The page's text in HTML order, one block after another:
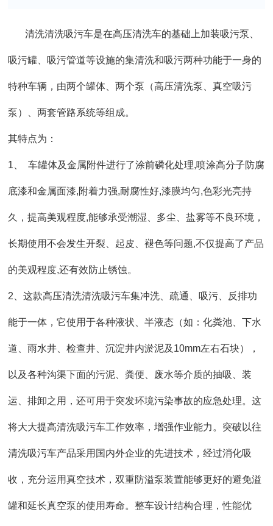
清洗清洗吸污车是在高压清洗车的基础上加装吸污泵、
吸污罐、吸污管道等设施的集清洗和吸污两种功能于一身的
特种车辆，由两个罐体、两个泵（高压清洗泵、真空吸污
泵）、两套管路系统等组成。
其特点为：
1 、 车罐体及金属附件进行了涂前磷化处理,喷涂高分子防腐
底漆和金属面漆,附着力强,耐腐性好,漆膜均匀,色彩光亮持
久，提高美观程度,能够承受潮湿、多尘、盐雾等不良环境，
长期使用不会发生开裂、起皮、褪色等问题,不仅提高了产品
的美观程度,还有效防止锈蚀。
2 、这款高压清洗清洗吸污车集冲洗、疏通、吸污、反排功
能于一体，它使用于各种液状、半液态（如：化粪池、下水
道、雨水井、检查井、沉淀井内淤泥及10mm左右石块），
以及各种沟渠下面的污泥、粪便、废水等介质的抽吸、装
运、排卸之用，还可用于突发环境污染事故的应急处理。这
将大大提高清洗吸污车工作效率，增强作业能力。突破以往
清洗吸污车产品采用国内外企业的先进技术，经过消化吸
收，充分运用真空技术，双重防溢泵装置能够更好的避免溢
罐和延长真空泵的使用寿命。整车设计结构合理，性能优